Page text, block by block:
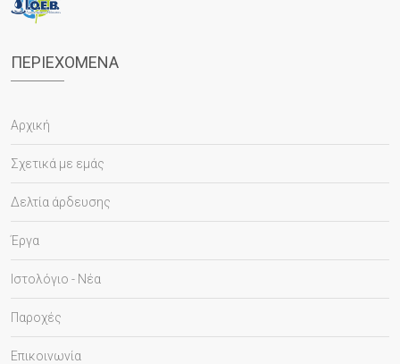
ΠΕΡΙΕΧΌΜΕΝΑ
Αρχική
Σχετικά με εμάς
Δελτία άρδευσης
Έργα
Ιστολόγιο - Νέα
Παροχές
Επικοινωνία